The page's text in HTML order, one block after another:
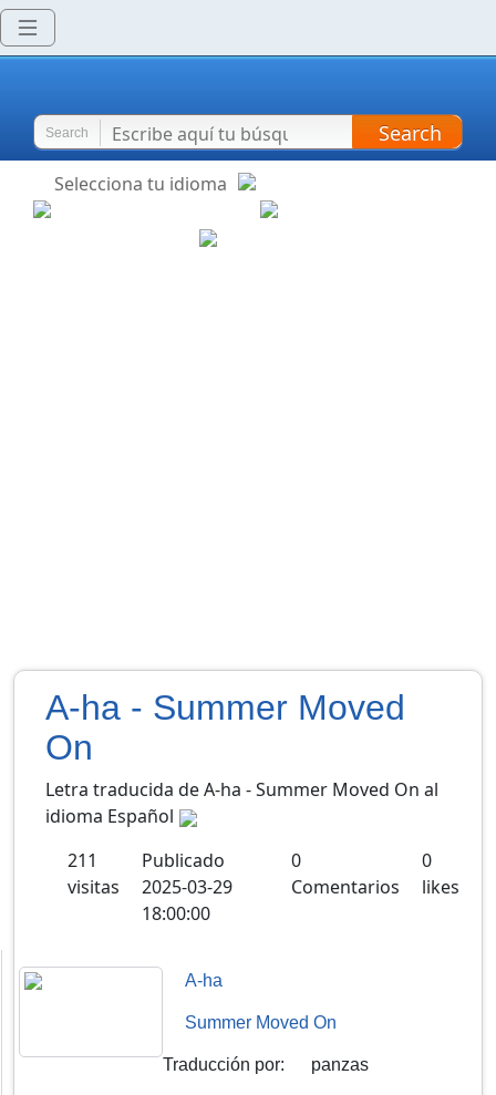
Search Search
Selecciona tu idioma
A-ha - Summer Moved
On
Letra traducida de A-ha - Summer Moved On al
idioma Español
211
visitas
Publicado
2025-03-29
18:00:00
0
Comentarios
0
likes
A-ha
Summer Moved On
Traducción por: panzas